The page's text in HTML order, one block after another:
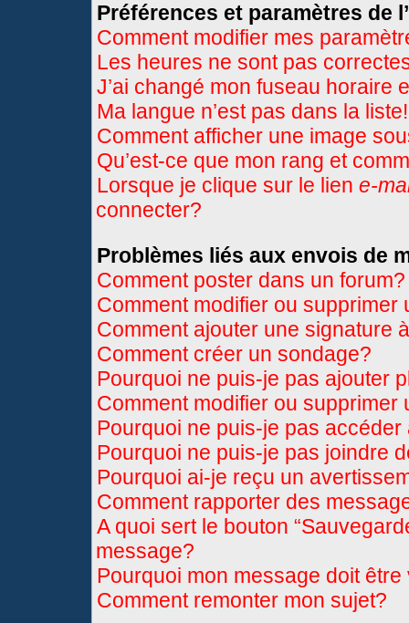
Préférences et paramètres de
Comment modifier mes
Les heures ne sont pas
J’ai changé mon fuseau horaire
Ma langue n’est pas dans la liste!
Comment afficher une image
Qu’est-ce que mon rang et
Lorsque je clique sur le lien e-
connecter?
Problèmes liés aux envois de
Comment poster dans un forum?
Comment modifier ou supprimer
Comment ajouter une signature
Comment créer un sondage?
Pourquoi ne puis-je pas ajouter
Comment modifier ou supprimer
Pourquoi ne puis-je pas accéder
Pourquoi ne puis-je pas joindre
Pourquoi ai-je reçu un
Comment rapporter des
A quoi sert le bouton
message?
Pourquoi mon message doit être
Comment remonter mon sujet?